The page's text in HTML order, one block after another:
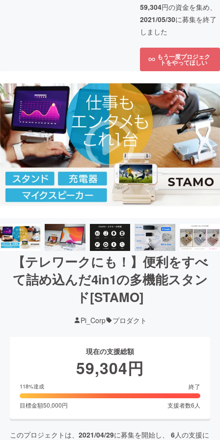
59,304円の資金を集め、
2021/05/30に募集を終了
しました
もう一度プロジェク
トをやってほしい
【テレワークにも！】便利をすべ
て詰め込んだ4in1の多機能スタン
ド[STAMO]
Pi_Corp プロダクト
現在の支援総額
59,304円
118%達成 終了
目標金額50,000円 支援者数6 人
このプロジェクトは、 2021/04/29に募集を開始し、 6人の支援に